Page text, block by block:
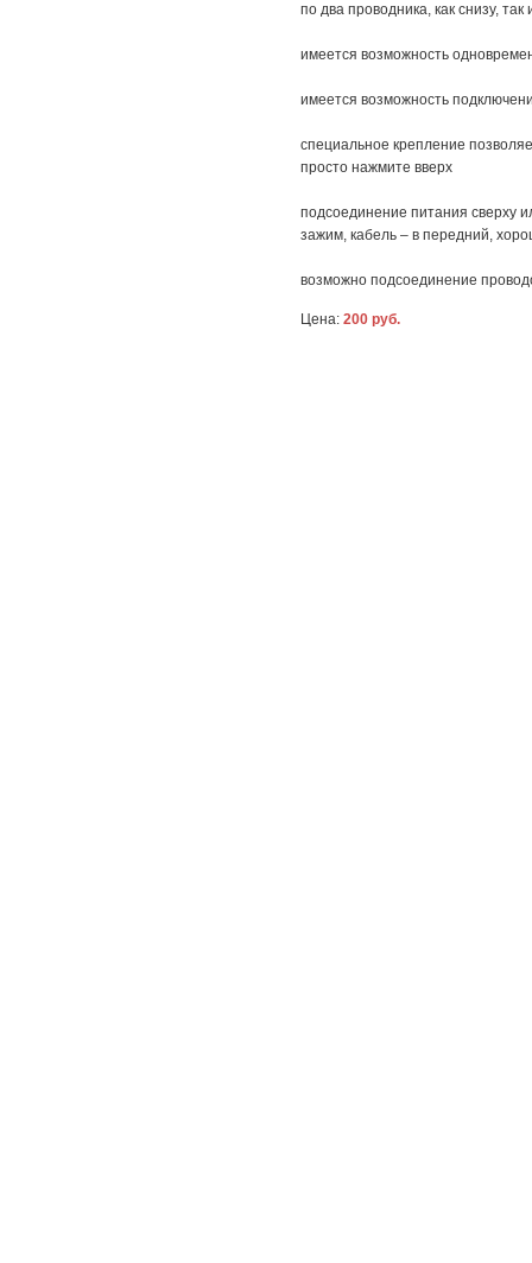
по два проводника, как снизу, так
имеется возможность
имеется возможность
специальное крепление
просто нажмите вверх
подсоединение питания сверху
зажим, кабель – в передний,
возможно подсоединение
Цена:200 руб.